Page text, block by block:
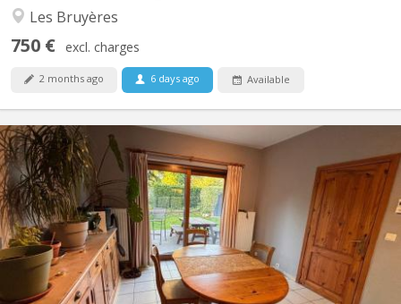
Les Bruyères
750 € excl. charges
2 months ago 6 days ago Available
Chambre dispo dans une coloc à Louvain-la-Neuve Salut ! Une
place se libère dans une superbe colocation à Louvain-la-Neuve
à partir du 1er août. La colocation est composée de : Violette – la
trentaine, j'aime le sport, j’adore cuisiner et me plonger dans un
bon livre. Plutôt calme au...